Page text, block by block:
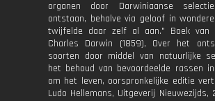
organen door Darwiniaanse
ontstaan, behalve via geloof in
twijfelde daar zelf al aan." Boek van
Charles Darwin (1859), Over het
soorten door middel van natuurlijke
het behoud van bevoordeelde rassen
om het leven, oorspronkelijke editie
Ludo Hellemans, Uitgeverij Nieuwezijds,